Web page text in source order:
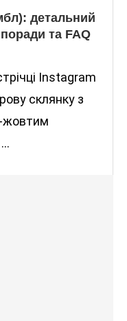
детальний
та FAQ
Instagram
склянку з
жовтим